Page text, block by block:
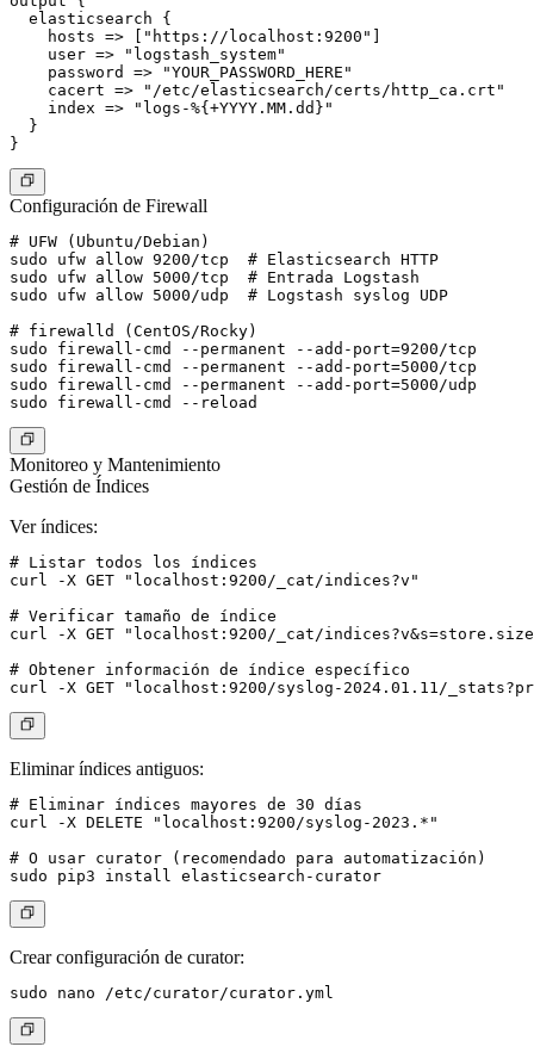
  elasticsearch {
    hosts => ["https://localhost:9200"]
    user => "logstash_system"
    password => "YOUR_PASSWORD_HERE"
    cacert => "/etc/elasticsearch/certs/http_ca.crt"
    index => "logs-%{+YYYY.MM.dd}"
  }
Configuración de Firewall
# UFW (Ubuntu/Debian)
sudo ufw allow 9200/tcp  # Elasticsearch HTTP
sudo ufw allow 5000/tcp  # Entrada Logstash
sudo ufw allow 5000/udp  # Logstash syslog UDP
# firewalld (CentOS/Rocky)
sudo firewall-cmd --permanent --add-port=9200/tcp
sudo firewall-cmd --permanent --add-port=5000/tcp
sudo firewall-cmd --permanent --add-port=5000/udp
Monitoreo y Mantenimiento
Gestión de Índices
Ver índices:
# Listar todos los índices
curl -X GET "localhost:9200/_cat/indices?v"
# Verificar tamaño de índice
curl -X GET "localhost:9200/_cat/
# Obtener información de índice específico
Eliminar índices antiguos:
# Eliminar índices mayores de 30 días
curl -X DELETE "localhost:9200/syslog-2023.*"
# O usar curator (recomendado para automatización)
Crear configuración de curator: